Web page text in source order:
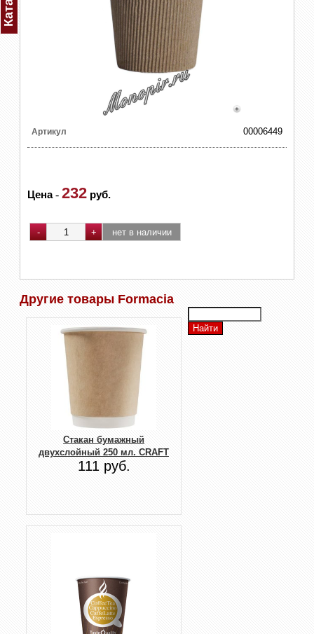
Артикул 00006449
Цена- 232 руб.
Другие товары Formacia
Стакан бумажный
двухслойный 250 мл. CRAFT
111 руб.